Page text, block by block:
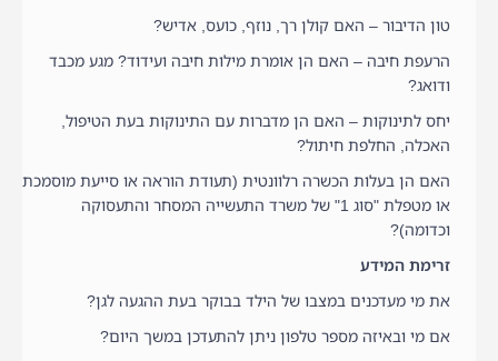
טון הדיבור – האם קולן רך, נוזף, כועס, אדיש?
הרעפת חיבה – האם הן אומרת מילות חיבה ועידוד? מגע מכבד
ודואג?
יחס לתינוקות – האם הן מדברות עם התינוקות בעת הטיפול,
האכלה, החלפת חיתול?
האם הן בעלות הכשרה רלוונטית (תעודת הוראה או סייעת מוסמכת
או מטפלת "סוג 1" של משרד התעשייה המסחר והתעסוקה
וכדומה)?
זרימת המידע
את מי מעדכנים במצבו של הילד בבוקר בעת ההגעה לגן?
אם מי ובאיזה מספר טלפון ניתן להתעדכן במשך היום?